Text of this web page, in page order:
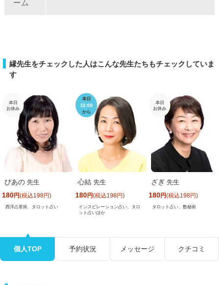
ーム
縁先生をチェックした人はこんな先生たちもチェックしていま
す
本日
お休み
ぴあの 先生
180円(税込198円)
西洋占星術、タロット占い
本日
13:00
から
心結 先生
180円(税込198円)
インスピレーション占い、タロ
ット占いほか
本日
お休み
ざぎ 先生
180円(税込198円)
タロット占い、数秘術
個人TOP 予約状況 メッセージ クチコミ